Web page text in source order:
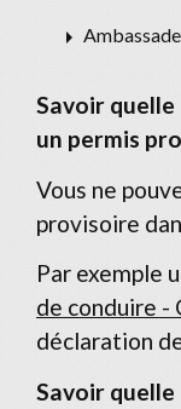
arrow_right
Savoir quelle
un permis
Vous ne
provisoire
Par exemple
de conduire -
déclaration
Savoir quelle